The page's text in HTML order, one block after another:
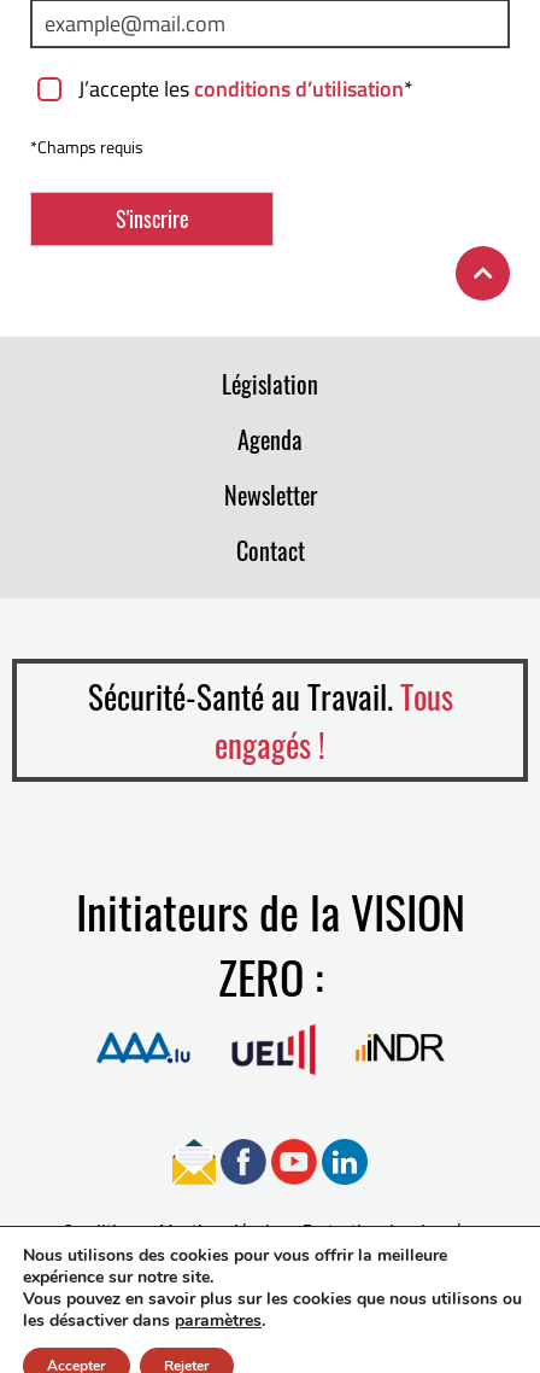
J’accepte lesconditions d’utilisation*
*Champs requis
Législation
Agenda
Newsletter
Contact
Sécurité-Santé au Travail.Tous
engagés !
Initiateurs de la VISION
ZERO :
Conditions Mentions légales Protection des données
Accessibilité
Nous utilisons des cookies pour vous offrir la meilleure
expérience sur notre site.
Vous pouvez en savoir plus sur les cookies que nous utilisons ou
les désactiver dans paramètres.
Accepter Rejeter